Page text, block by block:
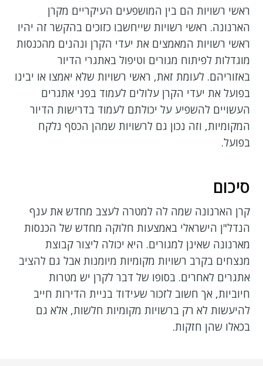
ראשי רשויות הם בין המושפעים העיקריים מקרן
הארנונה. ראשי רשויות שייחשבו כזוכים בהקשר זה יהיו
ראשי רשויות המאמצים את יעדי הקרן ונהנים מהכנסות
מוגדלות לפיתוח מגורים וטיפול באתגרי הדיור
באזוריהם. לעומת זאת, ראשי רשויות שלא יאמצו או יבינו
בפועל את יעדי הקרן עלולים לעמוד בפני אתגרים
העשויים להשפיע על יכולתם לעמוד בדרישות הדיור
המקומיות, וזה נכון גם לרשויות שמהן הכסף נלקח
בפועל.
סיכום
קרן הארנונה שמה לה למטרה לעצב מחדש את ענף
הנדל"ן הישראלי באמצעות חלוקה מחדש של הכנסות
מארנונה שאינן למגורים. היא יכולה ליצור קבוצת
מנצחים בקרב רשויות מקומיות מיומנות אבל גם להציב
אתגרים לאחרים. בסופו של דבר לקרן יש מטרות
חיוביות, אך חשוב לזכור שעידוד בניית הדירות חייב
להיעשות לא רק ברשויות מקומיות חלשות, אלא גם
בכאלו שהן חזקות.